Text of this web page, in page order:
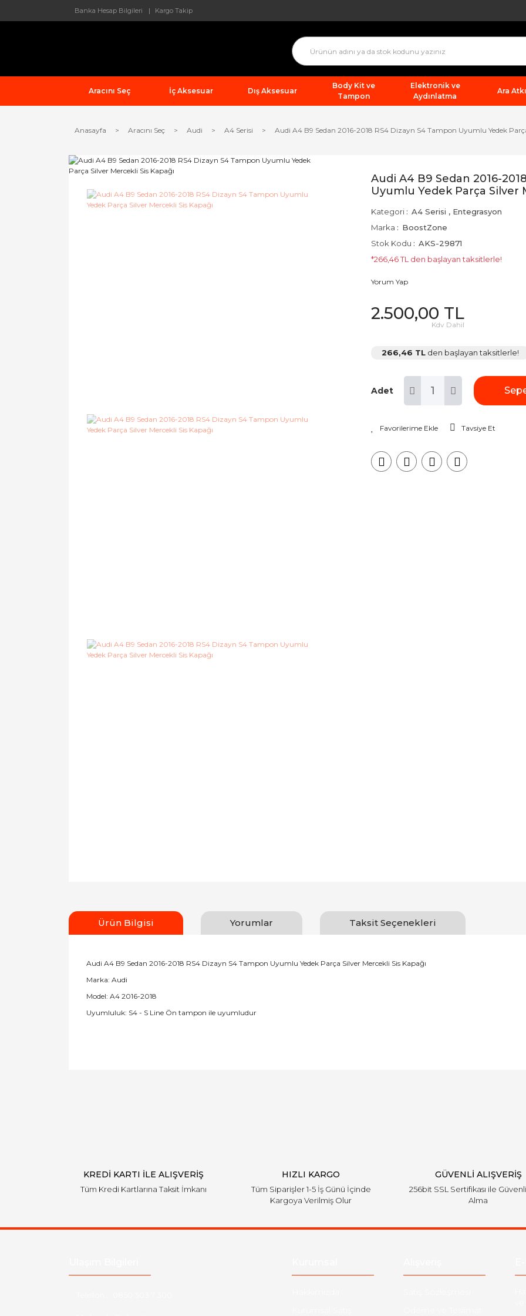
Banka Hesap Bilgileri Kargo Takip
Aracını Seç İç Aksesuar Dış Aksesuar
Body Kit ve
Tampon
Elektronik ve
Aydınlatma
Ara
Anasayfa Aracını Seç Audi A4 Serisi Audi A4 B9 Sedan 2016-2018 RS4 Dizayn S4 Tampon Uyumlu Yedek
Audi A4 B9 Sedan 2016-
Uyumlu Yedek Parça Silver
Kategori A4 Serisi , Entegrasyon
Marka
BoostZone
Stok Kodu
AKS-29871
*266,46 TL den başlayan taksitlerle!
Yorum Yap
2.500,00 TL
Kdv Dahil
266,46 TL den başlayan taksitlerle!
Adet
Tavsiye Et
Ürün Bilgisi Yorumlar Taksit Seçenekleri
Audi A4 B9 Sedan 2016-2018 RS4 Dizayn S4 Tampon Uyumlu Yedek Parça Silver Mercekli Sis Kapağı
Marka: Audi
Model: A4 2016-2018
Uyumluluk: S4 - S Line Ön tampon ile uyumludur
KREDİ KARTI İLE ALIŞVERİŞ
Tüm Kredi Kartlarına Taksit İmkanı
HIZLI KARGO
Tüm Siparişler 1-5 İş Günü İçinde
Kargoya Verilmiş Olur
GÜVENLİ ALIŞVERİŞ
256bit SSL Sertifikası ile
Alma